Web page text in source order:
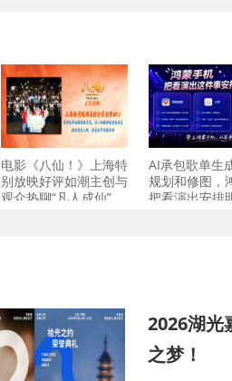
电影《八仙！》上海特
别放映好评如潮主创与
观众热聊“凡人成仙”
AI承包歌单生
规划和修图，
把看演出安排
2026湖光
之梦！